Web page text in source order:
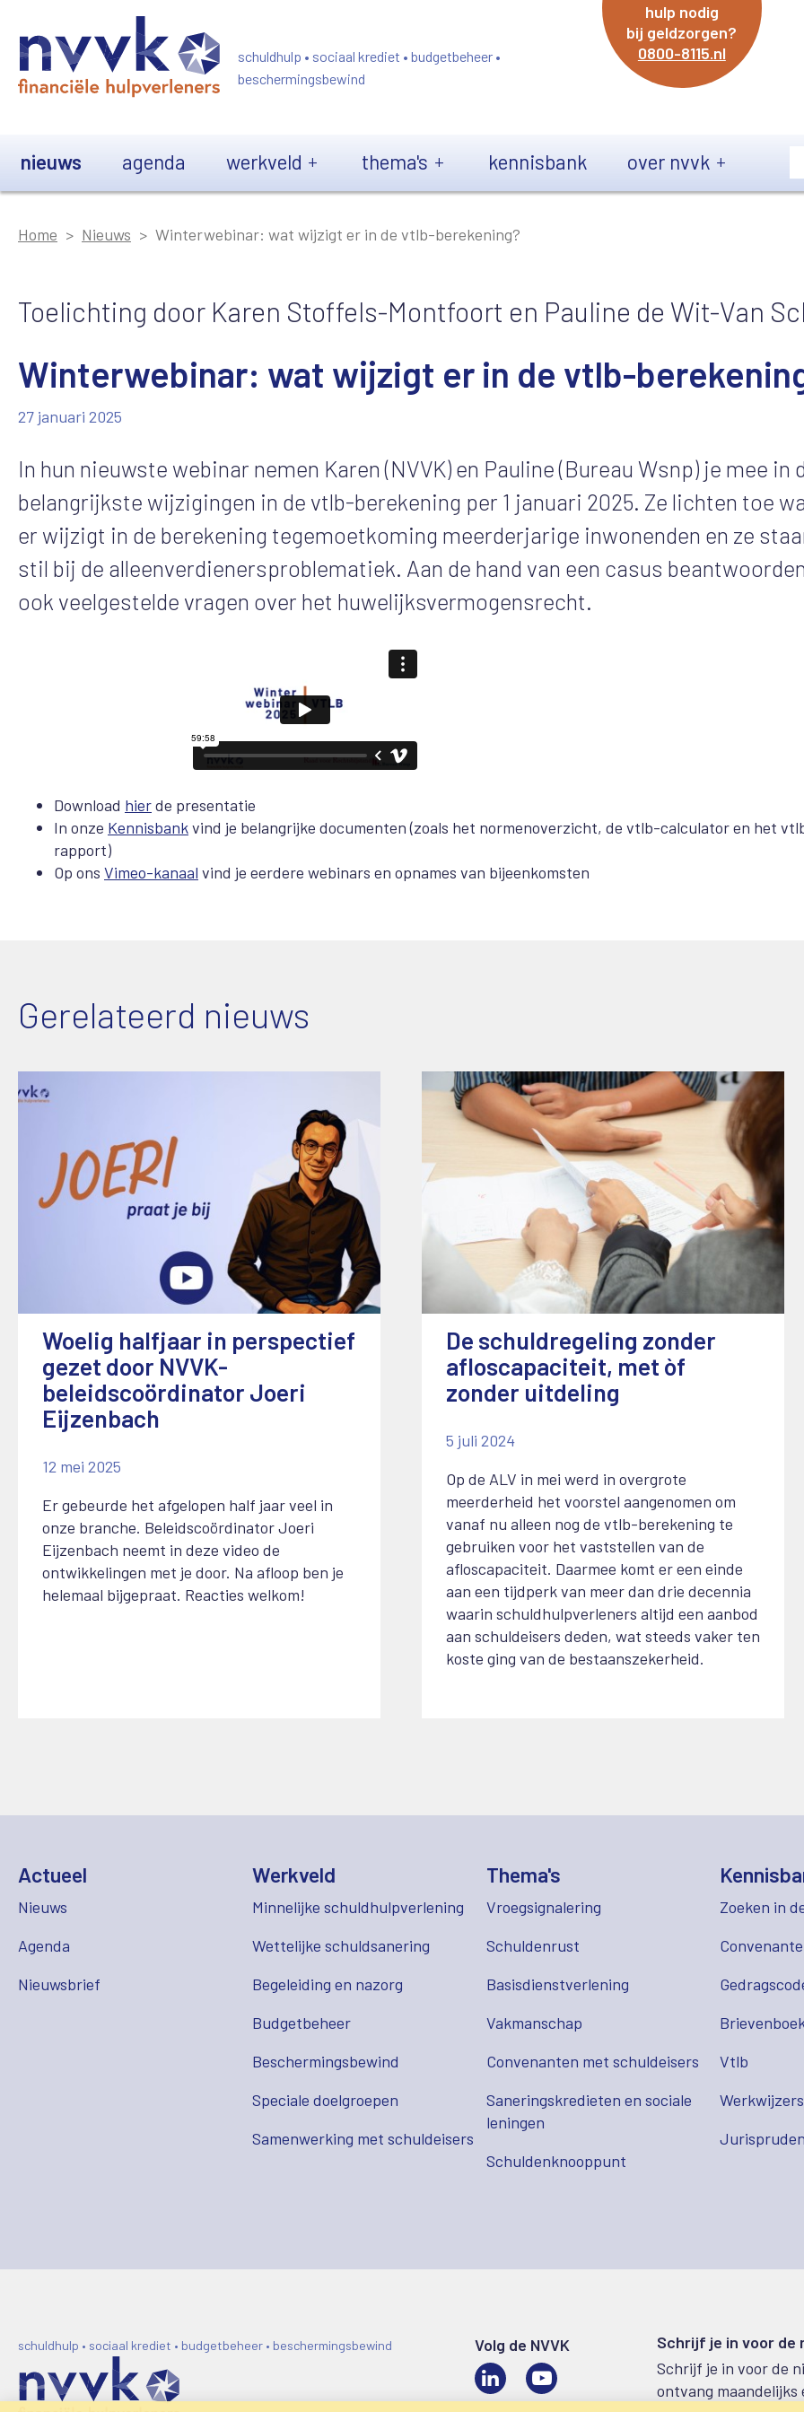
schuldhulp • sociaal krediet • budgetbeheer •
beschermingsbewind
hulp nodig
bij geldzorgen?
0800-8115.nl
nieuws agenda werkveld thema's kennisbank over nvvk
Home Nieuws Winterwebinar: wat wijzigt er in de vtlb-berekening?
Toelichting door Karen Stoffels-Montfoort en Pauline de Wit-Van
Winterwebinar: wat wijzigt er in de vtlb-
27 januari 2025
In hun nieuwste webinar nemen Karen (NVVK) en Pauline (Bureau Wsnp) je mee in
belangrijkste wijzigingen in de vtlb-berekening per 1 januari 2025. Ze lichten toe
er wijzigt in de berekening tegemoetkoming meerderjarige inwonenden en ze
stil bij de alleenverdienersproblematiek. Aan de hand van een casus
ook veelgestelde vragen over het huwelijksvermogensrecht.
Download hierde presentatie
In onze Kennisbankvind je belangrijke documenten (zoals het normenoverzicht, de vtlb-calculator en het
rapport)
Op ons Vimeo-kanaal vind je eerdere webinars en opnames van bijeenkomsten
Gerelateerd nieuws
Woelig halfjaar in perspectief
gezet door NVVK-
beleidscoördinator Joeri
Eijzenbach
12 mei 2025
Er gebeurde het afgelopen half jaar veel in
onze branche. Beleidscoördinator Joeri
Eijzenbach neemt in deze video de
ontwikkelingen met je door. Na afloop ben je
helemaal bijgepraat. Reacties welkom!
De schuldregeling zonder
afloscapaciteit, met òf
zonder uitdeling
5 juli 2024
Op de ALV in mei werd in overgrote
meerderheid het voorstel aangenomen om
vanaf nu alleen nog de vtlb-berekening te
gebruiken voor het vaststellen van de
afloscapaciteit. Daarmee komt er een einde
aan een tijdperk van meer dan drie decennia
waarin schuldhulpverleners altijd een aanbod
aan schuldeisers deden, wat steeds vaker ten
koste ging van de bestaanszekerheid.
Actueel
Nieuws
Agenda
Nieuwsbrief
Werkveld
Minnelijke schuldhulpverlening
Wettelijke schuldsanering
Begeleiding en nazorg
Budgetbeheer
Beschermingsbewind
Speciale doelgroepen
Samenwerking met schuldeisers
Thema's
Vroegsignalering
Schuldenrust
Basisdienstverlening
Vakmanschap
Convenanten met schuldeisers
Saneringskredieten en sociale
leningen
Schuldenknooppunt
Zoeken in
Vtlb
Werkwijzers
schuldhulp • sociaal krediet • budgetbeheer • beschermingsbewind
Volg de NVVK
LinkedIn
Schrijf je in voor de
Schrijf je in voor de
ontvang maandelijks